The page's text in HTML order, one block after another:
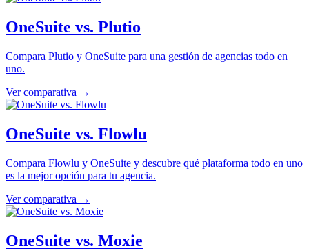
OneSuite vs. Plutio
Compara Plutio y OneSuite para una gestión de agencias todo en
uno.
Ver comparativa →
OneSuite vs. Flowlu
Compara Flowlu y OneSuite y descubre qué plataforma todo en uno
es la mejor opción para tu agencia.
Ver comparativa →
OneSuite vs. Moxie